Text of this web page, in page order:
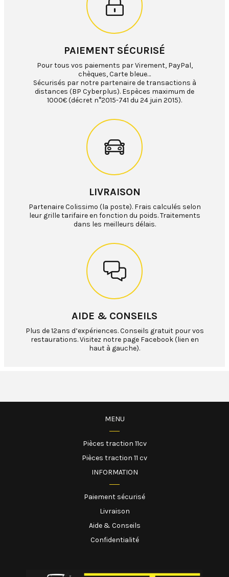
PAIEMENT SÉCURISÉ
Pour tous vos paiements par Virement, PayPal,
chèques, Carte bleue…
Sécurisés par notre partenaire de transactions à
distances (BP Cyberplus). Espèces maximum de
1000€ (décret n°2015-741 du 24 juin 2015).
LIVRAISON
Partenaire Colissimo (la poste). Frais calculés selon
leur grille tarifaire en fonction du poids. Traitements
dans les meilleurs délais.
AIDE & CONSEILS
Plus de 12ans d’expériences. Conseils gratuit pour vos
restaurations. Visitez notre page Facebook (lien en
haut à gauche).
MENU
Pièces traction 11cv
Pièces traction 11 cv
INFORMATION
Paiement sécurisé
Livraison
Aide & Conseils
Confidentialité